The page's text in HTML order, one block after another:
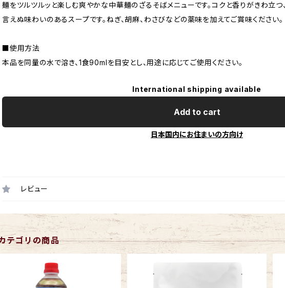
麺をツルツルッと楽しむ爽やかな中華麺のざるそばメニューです。コクと香りがきわ立
言えぬ味わいのあるスープです。ねぎ、胡麻、わさびなどの薬味を加えてご賞味ください。
■使用方法
本品を同量の水で溶き、1食90mlを目安とし、用途に応じてご使用ください。
International shipping available
Add to cart
日本国内にお住まいの方向け
レビュー
テゴリの商品